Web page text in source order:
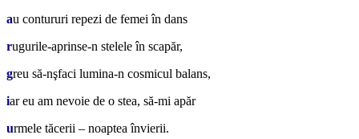
au contururi repezi de femei în dans
rugurile-aprinse-n stelele în scapăr,
greu să-nşfaci lumina-n cosmicul balans,
iar eu am nevoie de o stea, să-mi apăr
urmele tăcerii – noaptea învierii.